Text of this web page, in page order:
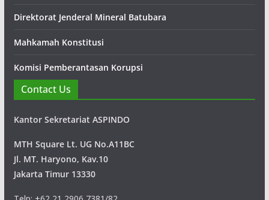
Direktorat Jenderal Mineral Batubara
Mahkamah Konstitusi
Komisi Pemberantasan Korupsi
Contact Us
Kantor Sekretariat ASPINDO
MTH Square Lt. UG No.A11BC
Jl. MT. Haryono, Kav.10
Jakarta Timur 13330